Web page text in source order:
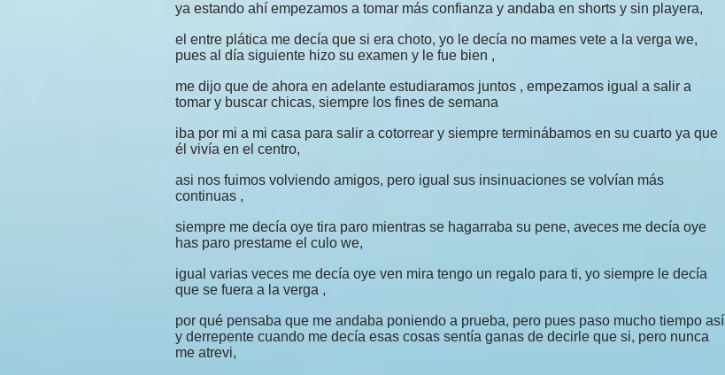
ya estando ahí empezamos a tomar más confianza y andaba en shorts y sin playera,
el entre plática me decía que si era choto, yo le decía no mames vete a la verga we,
pues al día siguiente hizo su examen y le fue bien ,
me dijo que de ahora en adelante estudiaramos juntos , empezamos igual a salir a
tomar y buscar chicas, siempre los fines de semana
iba por mi a mi casa para salir a cotorrear y siempre terminábamos en su cuarto ya que
él vivía en el centro,
asi nos fuimos volviendo amigos, pero igual sus insinuaciones se volvían más
continuas ,
siempre me decía oye tira paro mientras se hagarraba su pene, aveces me decía oye
has paro prestame el culo we,
igual varias veces me decía oye ven mira tengo un regalo para ti, yo siempre le decía
que se fuera a la verga ,
por qué pensaba que me andaba poniendo a prueba, pero pues paso mucho tiempo así
y derrepente cuando me decía esas cosas sentía ganas de decirle que si, pero nunca
me atrevi,